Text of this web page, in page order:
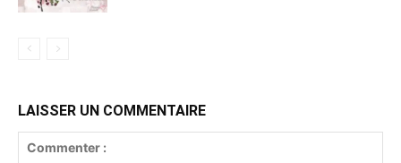
LAISSER UN COMMENTAIRE